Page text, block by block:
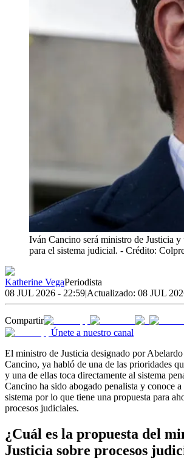
Iván Cancino será ministro de Justicia y
para el sistema judicial. - Crédito:
Katherine VegaPeriodista
08 JUL 2026 - 22:59|Actualizado: 08 JUL
Compartir
Únete a nuestro canal
El ministro de Justicia designado por
Cancino, ya habló de una de las prioridades
y una de ellas toca directamente al sistema
Cancino ha sido abogado penalista y conoce
sistema por lo que tiene una propuesta para
procesos judiciales.
¿Cuál es la propuesta del
Justicia sobre procesos